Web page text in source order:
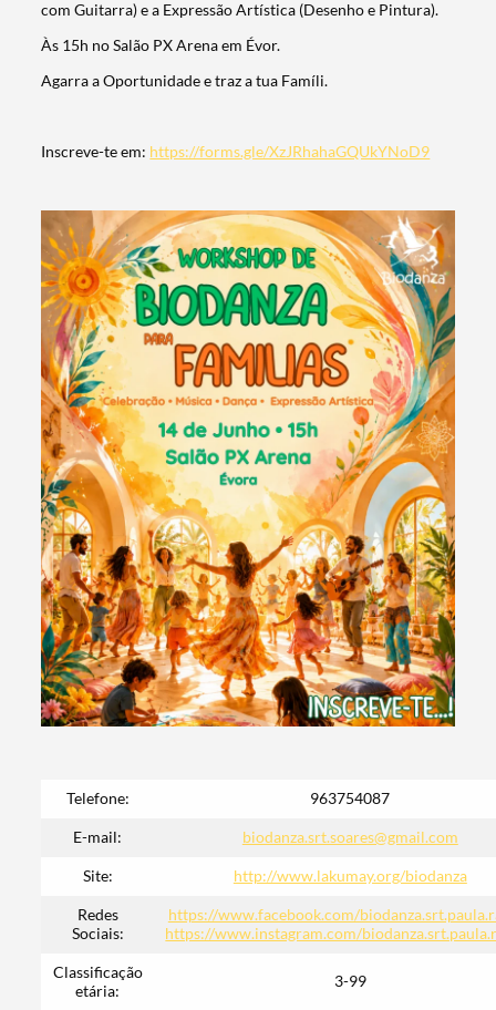
Termo de Pesquisa
Categorias gerais
Filtros
com Guitarra) e a Expressão Artística (Desenho e Pintura).
Às 15h no Salão PX Arena em Évor.
Agarra a Oportunidade e traz a tua Famíli.
Inscreve-te em: https://forms.gle/XzJRhahaGQUkYNoD9
Telefone: 963754087
E-mail: biodanza.srt.soares@gmail.com
Site: http://www.lakumay.org/biodanza
Redes
Sociais:
https://www.facebook.com/
https://www.instagram.com/
Classificação
etária:
3-99